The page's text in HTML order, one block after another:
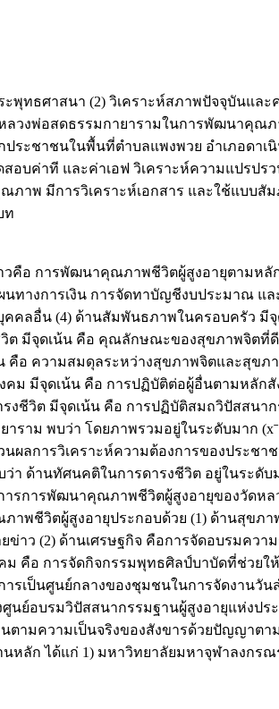
ทธศาสนา (2) วิเคราะห์สภาพปัจจุบันแล
งพ่อสดธรรมกายารามในการพัฒนาคุณภ
ระชาชนในพื้นที่ตำบลแพงพวย อำเภอดาเ
บค่าที และค่าเอฟ วิเคราะห์ความแปรปรว
าพ มีการวิเคราะห์เอกสาร และใช้แบบสั
ท
อ การพัฒนาคุณภาพชีวิตผู้สูงอายุตามหลั
ทางการเงิน การจัดทาบัญชีงบประมาณ แล
ลอื่น (4) ด้านสัมพันธภาพในครอบครัว มี
ต มีจุดเน้น คือ คุณลักษณะของสุขภาพจิตที่
ความสมดุลระหว่างสุขภาพจิตและสุขภา
ม มีจุดเน้น คือ การปฏิบัติต่อผู้อื่นตามหลัก
ชีวิต มีจุดเน้น คือ การปฏิบัติสมถวิปัสสนา
ม พบว่า โดยภาพรวมอยู่ในระดับมาก (xˉ
นผลการวิเคราะห์ความต้องการของประ
า ด้านทัศนคติในการดารงชีวิต อยู่ในระดับ
รการพัฒนาคุณภาพชีวิตผู้สูงอายุของวัดห
พชีวิตผู้สูงอายุประกอบด้วย (1) ด้านสุขภ
(2) ด้านเศรษฐกิจ คือการจัดอบรมความ
คือ การจัดกิจกรรมพุทธศิลป์บาบัดที่ช่วยใ
เป็นศูนย์กลางของชุมชนในการจัดงานวัน
ย์อบรมวิปัสสนากรรมฐานผู้สูงอายุแห่งประ
ตามความเป็นจริงของสังขารด้วยปัญญาต
หลัก ได้แก่ 1) มหาวิทยาลัยมหาจุฬาลงกร